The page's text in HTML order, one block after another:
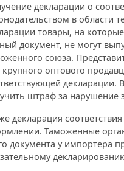
декларации о
в области
товары, на
документ, не могут
союза.
крупного оптового
декларации.
штраф за нарушение
декларация
Таможенные
документа у импортера